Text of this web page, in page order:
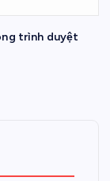
trình duyệt